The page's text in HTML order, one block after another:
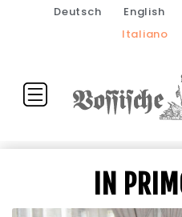
Deutsch English
Italiano
IN